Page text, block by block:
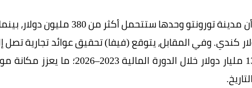
وتكشف تقارير رسمية أن مدينة تورونتو وحدها